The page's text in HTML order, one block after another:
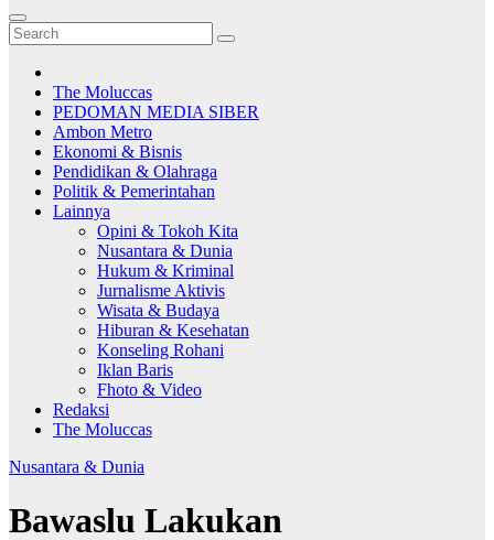
The Moluccas
PEDOMAN MEDIA SIBER
Ambon Metro
Ekonomi & Bisnis
Pendidikan & Olahraga
Politik & Pemerintahan
Lainnya
Opini & Tokoh Kita
Nusantara & Dunia
Hukum & Kriminal
Jurnalisme Aktivis
Wisata & Budaya
Hiburan & Kesehatan
Konseling Rohani
Iklan Baris
Fhoto & Video
Redaksi
The Moluccas
Nusantara & Dunia
Bawaslu Lakukan